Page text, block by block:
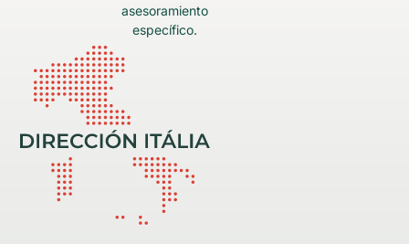
asesoramiento
específico.